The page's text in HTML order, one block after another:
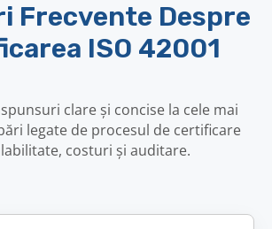
Frecvente Despre
ISO 42001
clare și concise la cele mai
legate de procesul de certificare
costuri și auditare.